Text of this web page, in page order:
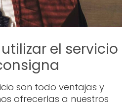
el servicio
son todo ventajas y
ofrecerlas a nuestros